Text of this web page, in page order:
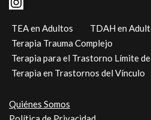
TEA en Adultos
TDAH en
Terapia Trauma Complejo
Terapia para el Trastorno Límite
Terapia en Trastornos del Vínculo
Quiénes Somos